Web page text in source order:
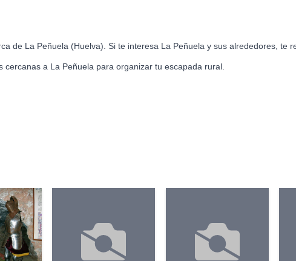
de La Peñuela (Huelva). Si te interesa La Peñuela y sus alrededores, te
a La Peñuela para organizar tu escapada rural.